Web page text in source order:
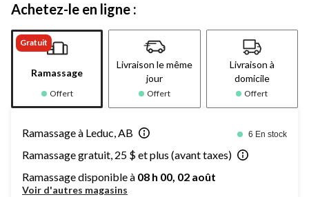
Achetez-le en ligne :
Gratuit
Ramassage
Offert
Livraison le même
jour
Offert
Livraison à
domicile
Offert
Ramassage à Leduc, AB 6 En stock
Ramassage gratuit, 25 $ et plus (avant taxes)
Ramassage disponible à 08 h 00, 02 août
Voir d'autres magasins